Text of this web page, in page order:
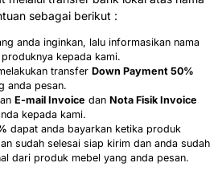
sebagai berikut :
anda inginkan, lalu informasikan nama
kepada kami.
transfer Down Payment 50%
anda pesan.
E-mail Invoice dan Nota Fisik Invoice
kepada kami.
dapat anda bayarkan ketika produk
sudah selesai siap kirim dan anda sudah
dari produk mebel yang anda pesan.